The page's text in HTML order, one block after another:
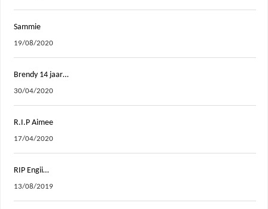
Sammie
19/08/2020
Brendy 14 jaar…
30/04/2020
R.I.P Aimee
17/04/2020
RIP Engii…
13/08/2019